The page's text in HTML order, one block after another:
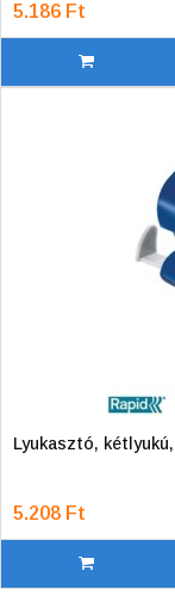
5.186 Ft
Lyukasztó,
5.208 Ft